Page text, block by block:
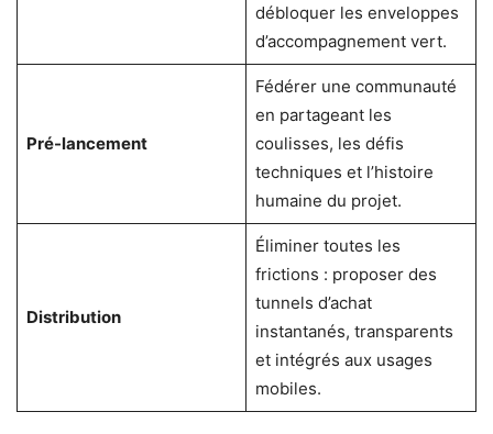
débloquer les enveloppes
d’accompagnement vert.
Pré-lancement
Fédérer une communauté
en partageant les
coulisses, les défis
techniques et l’histoire
humaine du projet.
Distribution
Éliminer toutes les
frictions : proposer des
tunnels d’achat
instantanés, transparents
et intégrés aux usages
mobiles.